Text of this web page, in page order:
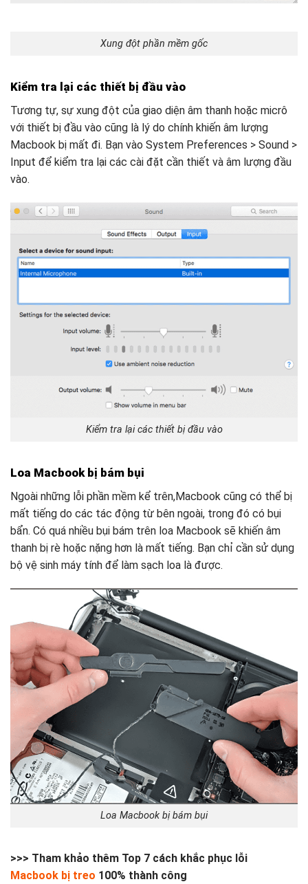
Xung đột phần mềm gốc
Kiểm tra lại các thiết bị đầu vào
Tương tự, sự xung đột của giao diện âm thanh hoặc micrô
với thiết bị đầu vào cũng là lý do chính khiến âm lượng
Macbook bị mất đi. Bạn vào System Preferences > Sound >
Input để kiểm tra lại các cài đặt cần thiết và âm lượng đầu
vào.
Kiểm tra lại các thiết bị đầu vào
Loa Macbook bị bám bụi
Ngoài những lỗi phần mềm kể trên,Macbook cũng có thể bị
mất tiếng do các tác động từ bên ngoài, trong đó có bụi
bẩn. Có quá nhiều bụi bám trên loa Macbook sẽ khiến âm
thanh bị rè hoặc nặng hơn là mất tiếng. Bạn chỉ cần sử dụng
bộ vệ sinh máy tính để làm sạch loa là được.
Loa Macbook bị bám bụi
>>> Tham khảo thêm Top 7 cách khắc phục lỗi
Macbook bị treo 100% thành công